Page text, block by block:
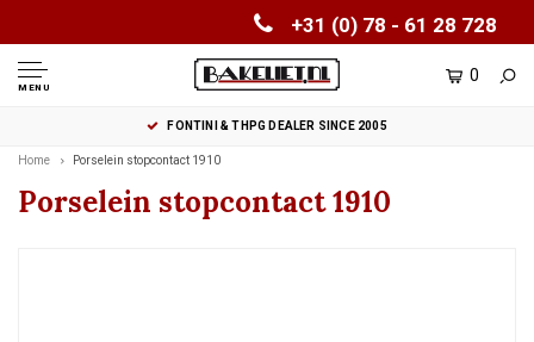
+31 (0) 78 - 61 28 728
MENU
0
FONTINI & THPG DEALER SINCE 2005
Home Porselein stopcontact 1910
Porselein stopcontact 1910